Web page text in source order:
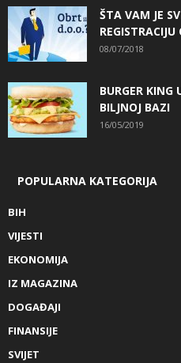
ŠTA VAM JE
REGISTRACIJU
08/07/2018
BURGER KING
BILJNOJ BAZI
16/05/2019
POPULARNA KATEGORIJA
BIH
VIJESTI
EKONOMIJA
IZ MAGAZINA
DOGAĐAJI
FINANSIJE
SVIJET